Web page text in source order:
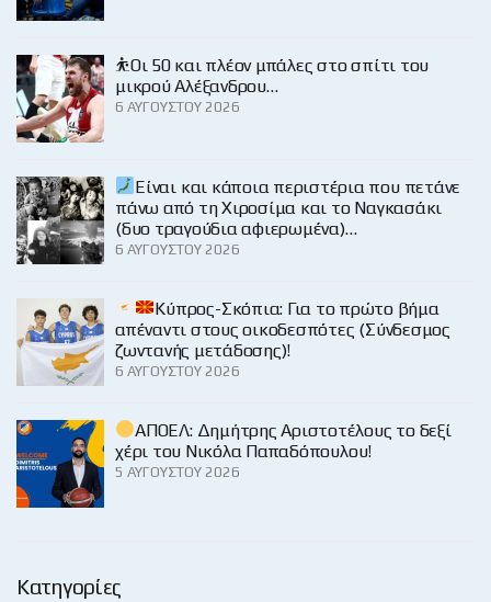
⛹️Οι 50 και πλέον μπάλες στο σπίτι του
μικρού Αλέξανδρου…
6 ΑΥΓΟΎΣΤΟΥ 2026
Είναι και κάποια περιστέρια που πετάνε
πάνω από τη Χιροσίμα και το Ναγκασάκι
(δυο τραγούδια αφιερωμένα)…
6 ΑΥΓΟΎΣΤΟΥ 2026
Κύπρος-Σκόπια: Για το πρώτο βήμα
απέναντι στους οικοδεσπότες (Σύνδεσμος
ζωντανής μετάδοσης)!
6 ΑΥΓΟΎΣΤΟΥ 2026
ΑΠΟΕΛ: Δημήτρης Αριστοτέλους το δεξί
χέρι του Νικόλα Παπαδόπουλου!
5 ΑΥΓΟΎΣΤΟΥ 2026
Κατηγορίες